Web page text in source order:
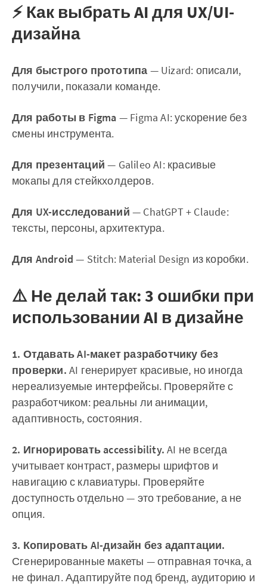
⚡ Как выбрать AI для UX/UI-
дизайна
Для быстрого прототипа — Uizard: описали,
получили, показали команде.
Для работы в Figma — Figma AI: ускорение без
смены инструмента.
Для презентаций — Galileo AI: красивые
мокапы для стейкхолдеров.
Для UX-исследований — ChatGPT + Claude:
тексты, персоны, архитектура.
Для Android — Stitch: Material Design из коробки.
⚠️ Не делай так: 3 ошибки при
использовании AI в дизайне
1. Отдавать AI-макет разработчику без
проверки. AI генерирует красивые, но иногда
нереализуемые интерфейсы. Проверяйте с
разработчиком: реальны ли анимации,
адаптивность, состояния.
2. Игнорировать accessibility. AI не всегда
учитывает контраст, размеры шрифтов и
навигацию с клавиатуры. Проверяйте
доступность отдельно — это требование, а не
опция.
3. Копировать AI-дизайн без адаптации.
Сгенерированные макеты — отправная точка, а
не финал. Адаптируйте под бренд, аудиторию и